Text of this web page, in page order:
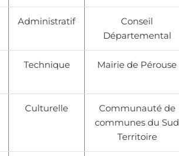
Administratif
Conseil
Départemental
Technique Mairie de Pérouse
Culturelle
Communauté de
communes du Sud
Territoire